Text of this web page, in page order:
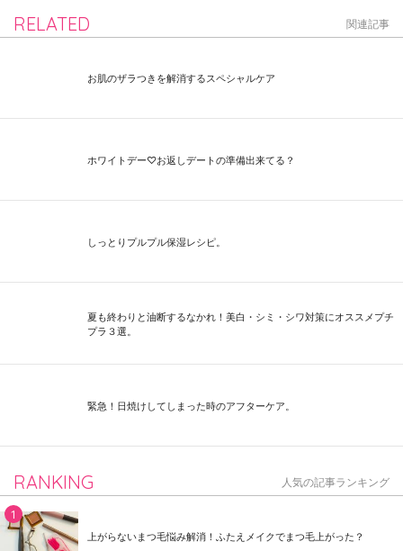
RELATED 関連記事
お肌のザラつきを解消するスペシャルケア
ホワイトデー♡お返しデートの準備出来てる？
しっとりプルプル保湿レシピ。
夏も終わりと油断するなかれ！美白・シミ・シワ対策にオススメプチ
プラ３選。
緊急！日焼けしてしまった時のアフターケア。
RANKING 人気の記事ランキング
上がらないまつ毛悩み解消！ふたえメイクでまつ毛上がった？